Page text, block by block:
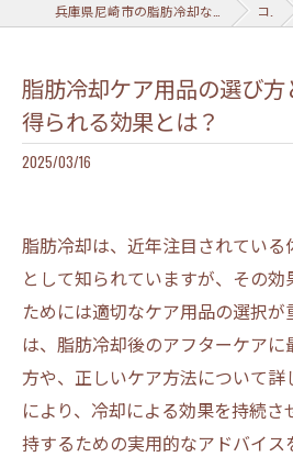
コラム
脂肪冷却ケア用品の選び
得られる効果とは？
2025/03/16
脂肪冷却は、近年注目されてい
として知られていますが、その
ためには適切なケア用品の選択が
は、脂肪冷却後のアフターケア
方や、正しいケア方法について詳
により、冷却による効果を持続
持するための実用的なアドバイス